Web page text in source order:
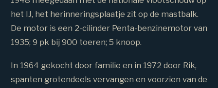
het IJ, het herinneringsplaatje zit op de mastbalk.
De motor is een 2-cilinder Penta-benzinemotor van
1935; 9 pk bij 900 toeren; 5 knoop.
In 1964 gekocht door familie en in 1972 door Rik,
spanten grotendeels vervangen en voorzien van de